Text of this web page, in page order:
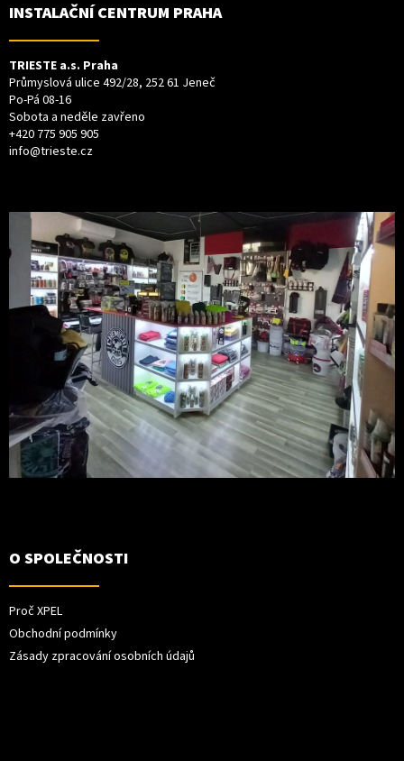
INSTALAČNÍ CENTRUM PRAHA
TRIESTE a.s. Praha
Průmyslová ulice 492/28, 252 61 Jeneč
Po-Pá 08-16
Sobota a neděle zavřeno
+420 775 905 905
info@trieste.cz
O SPOLEČNOSTI
Proč XPEL
Obchodní podmínky
Zásady zpracování osobních údajů